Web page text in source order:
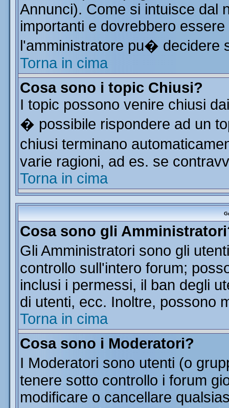
Annunci). Come si intuisce dal
importanti e dovrebbero
l'amministratore pu�
Torna in cima
Cosa sono i topic Chiusi?
I topic possono venire chiusi
� possibile rispondere ad un
chiusi terminano
varie ragioni, ad es. se
Torna in cima
Cosa sono gli
Gli Amministratori sono gli
controllo sull'intero forum;
inclusi i permessi, il ban degli
di utenti, ecc. Inoltre, possono
Torna in cima
Cosa sono i Moderatori?
I Moderatori sono utenti (o
tenere sotto controllo i forum
modificare o cancellare